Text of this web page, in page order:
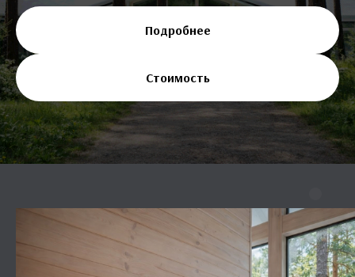
Подробнее
Стоимость